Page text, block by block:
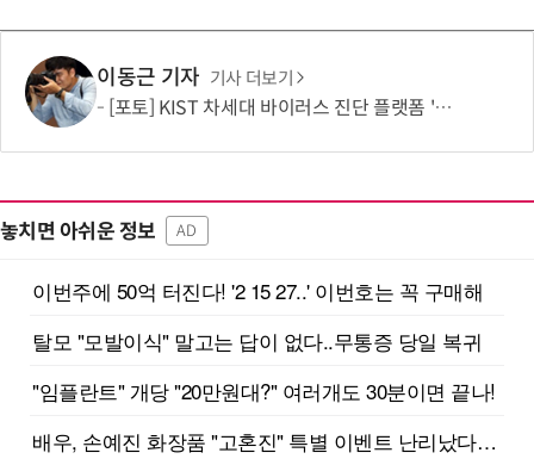
이동근 기자 기사 더보기
[포토] KIST 차세대 바이러스 진단 플랫폼 '퓨전 어세이' 개발
놓치면 아쉬운 정보 AD